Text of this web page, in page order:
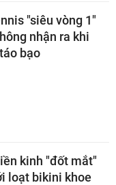
"siêu vòng 1"
nhận ra khi
bạo
kinh "đốt mắt"
loạt bikini khoe